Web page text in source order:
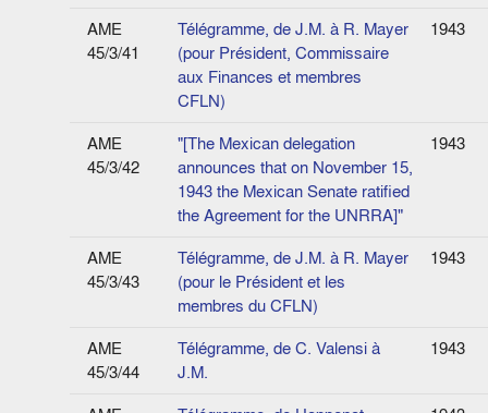
AME
45/3/41
Télégramme, de J.M. à R. Mayer
(pour Président, Commissaire
aux Finances et membres
CFLN)
1943
AME
45/3/42
"[The Mexican delegation
announces that on November 15,
1943 the Mexican Senate ratified
the Agreement for the UNRRA]"
1943
AME
45/3/43
Télégramme, de J.M. à R. Mayer
(pour le Président et les
membres du CFLN)
1943
AME
45/3/44
Télégramme, de C. Valensi à
J.M.
1943